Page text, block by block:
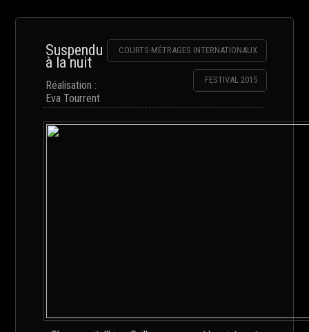
Suspendu
à la nuit
Réalisation :
Eva Tourrent
COURTS-MÉTRAGES INTERNATIONAUX
FESTIVAL 2015